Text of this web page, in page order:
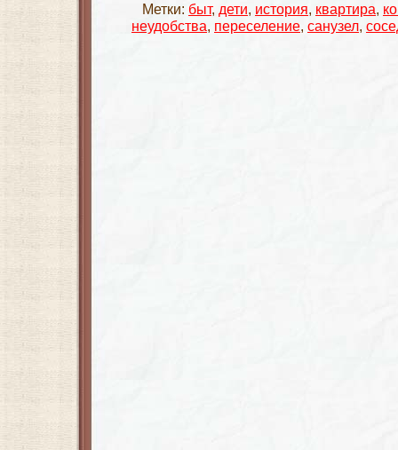
Метки: быт, дети, история, квартира,
неудобства, переселение, санузел,